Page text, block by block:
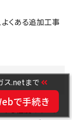
くある追加工事
る程度のリスク
ス.netまで
で手続き